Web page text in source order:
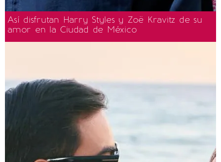
Así disfrutan Harry Styles y Zoë Kravitz de su
amor en la Ciudad de México